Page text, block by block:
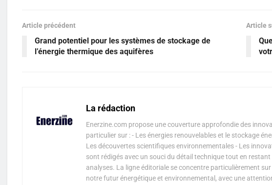
Article précédent
Grand potentiel pour les systèmes de stockage de
l’énergie thermique des aquifères
Article
La rédaction
Enerzine.com propose une couverture approfondie des
particulier sur : - Les énergies renouvelables et le stockage
Les découvertes scientifiques environnementales - Les
sont rédigés avec un souci du détail technique tout en
analyses. La ligne éditoriale se concentre particulièrement
notre futur énergétique et environnemental, avec une